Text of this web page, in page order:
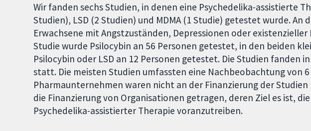
Wir fanden sechs Studien, in denen eine Psychedelika-assistierte
Studien), LSD (2 Studien) und MDMA (1 Studie) getestet wurde. An
Erwachsene mit Angstzuständen, Depressionen oder
Studie wurde Psilocybin an 56 Personen getestet, in den beiden
Psilocybin oder LSD an 12 Personen getestet. Die Studien fanden
statt. Die meisten Studien umfassten eine Nachbeobachtung von
Pharmaunternehmen waren nicht an der Finanzierung der
die Finanzierung von Organisationen getragen, deren Ziel es ist,
Psychedelika-assistierter Therapie voranzutreiben.